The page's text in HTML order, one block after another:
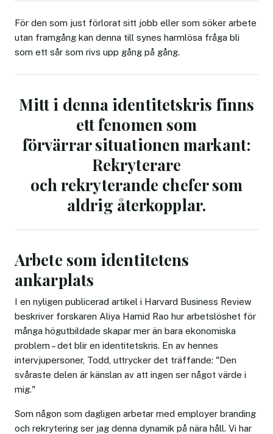
För den som just förlorat sitt jobb eller som söker arbete
utan framgång kan denna till synes harmlösa fråga bli
som ett sår som rivs upp gång på gång.
Mitt i denna identitetskris finns
ett fenomen som
förvärrar situationen markant:
Rekryterare
och rekryterande chefer som
aldrig återkopplar.
Arbete som identitetens
ankarplats
I en nyligen publicerad artikel i Harvard Business Review
beskriver forskaren Aliya Hamid Rao hur arbetslöshet för
många högutbildade skapar mer än bara ekonomiska
problem – det blir en identitetskris. En av hennes
intervjupersoner, Todd, uttrycker det träffande: "Den
svåraste delen är känslan av att ingen ser något värde i
mig."
Som någon som dagligen arbetar med employer branding
och rekrytering ser jag denna dynamik på nära håll. Vi har